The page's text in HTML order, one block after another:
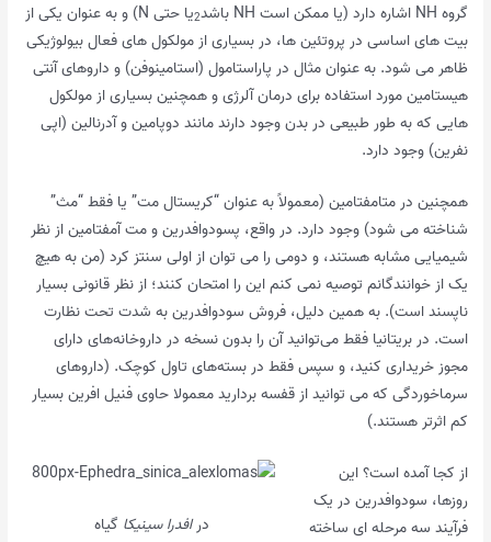
گروه NH اشاره دارد (یا ممکن است NH باشد
2
یا حتی N) و به عنوان یکی از
بیت های اساسی در پروتئین ها، در بسیاری از مولکول های فعال بیولوژیکی
ظاهر می شود. به عنوان مثال در پاراستامول (استامینوفن) و داروهای آنتی
هیستامین مورد استفاده برای درمان آلرژی و همچنین بسیاری از مولکول
هایی که به طور طبیعی در بدن وجود دارند مانند دوپامین و آدرنالین (اپی
نفرین) وجود دارد.
همچنین در متامفتامین (معمولاً به عنوان “کریستال مت” یا فقط “مث”
شناخته می شود) وجود دارد. در واقع، پسودوافدرین و مت آمفتامین از نظر
شیمیایی مشابه هستند، و دومی را می توان از اولی سنتز کرد (من به هیچ
یک از خوانندگانم توصیه نمی کنم این را امتحان کنند؛ از نظر قانونی بسیار
ناپسند است). به همین دلیل، فروش سودوافدرین به شدت تحت نظارت
است. در بریتانیا فقط می‌توانید آن را بدون نسخه در داروخانه‌های دارای
مجوز خریداری کنید، و سپس فقط در بسته‌های تاول کوچک. (داروهای
سرماخوردگی که می توانید از قفسه بردارید معمولا حاوی فنیل افرین بسیار
کم اثرتر هستند.)
درافدرا سینیکا گیاه
از کجا آمده است؟ این
روزها، سودوافدرین در یک
فرآیند سه مرحله ای ساخته